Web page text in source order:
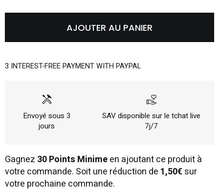
AJOUTER AU PANIER
3 INTEREST-FREE PAYMENT WITH PAYPAL
handyman
Envoyé sous 3
jours
volunteer_activism
SAV disponible sur le tchat live
7j/7
Gagnez 30 Points Minimeen ajoutant ce produit à
votre commande. Soit une réduction de 1,50€sur
votre prochaine commande.